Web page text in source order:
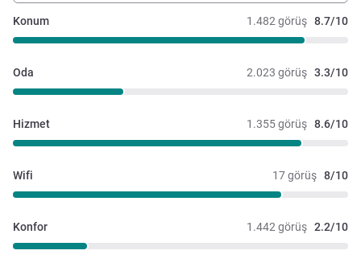
1.482 görüş 8.7/10
Konum
2.023 görüş 3.3/10
Oda
1.355 görüş 8.6/10
Hizmet
17 görüş 8/10
Wifi
1.442 görüş 2.2/10
Konfor